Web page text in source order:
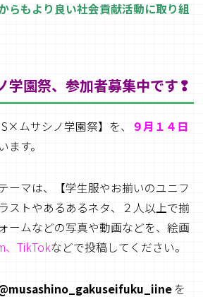
らもより良い社会貢献活動に取り組
学園祭、参加者募集中です❢
ムサシノ学園祭】を、 ９月１４ 日
ます。
ーマは、【学生服やお揃いのユニフ
ストやあるあるネタ、２人以上で揃
ームなどの写真や動画などを、絵画
、TikTokなどで投稿してください。
を